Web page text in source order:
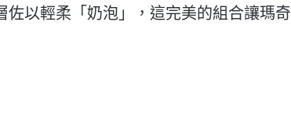
以輕柔「奶泡」，這完美的組合讓瑪奇